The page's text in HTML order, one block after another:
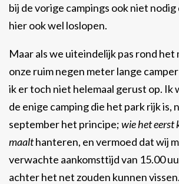
bij de vorige campings ook niet nodig
hier ook wel loslopen.
Maar als we uiteindelijk pas rond het
onze ruim negen meter lange
ik er toch niet helemaal gerust op. Ik
de enige camping die het park rijk is,
september het principe;wie het eerst
maalthanteren, en vermoed dat wij
verwachte aankomsttijd van 15.00
achter het net zouden kunnen vissen.